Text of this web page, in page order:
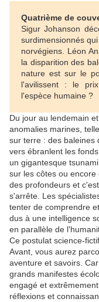
Quatrième de
Sigur Johanson
surdimensionnés
norvégiens. Léon
la disparition des
nature est sur le
l'avilissent : le
l'espèce humaine ?
Du jour au lendemain
anomalies marines,
sur terre : des baleines
vers ébranlent les
un gigantesque
sur les côtes ou
des profondeurs et
s'arrête. Les
tenter de comprendre
dus à une intelligence
en parallèle de
Ce postulat science-
Avant, vous aurez
aventure et savoirs. Car
grands manifestes
engagé et
réflexions et